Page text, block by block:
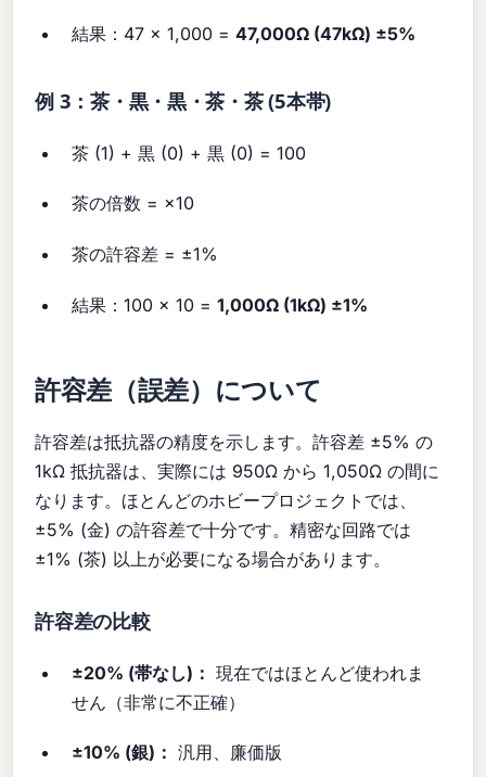
結果：47 × 1,000 =47,000Ω (47kΩ) ±5%
例 3：茶・黒・黒・茶・茶 (5本帯)
茶 (1) + 黒 (0) + 黒 (0) = 100
茶の倍数 = ×10
茶の許容差 = ±1%
結果：100 × 10 =1,000Ω (1kΩ) ±1%
許容差（誤差）について
許容差は抵抗器の精度を示します。許容差 ±5% の
1kΩ 抵抗器は、実際には 950Ω から 1,050Ω の間に
なります。ほとんどのホビープロジェクトでは、
±5% (金) の許容差で十分です。精密な回路では
±1% (茶) 以上が必要になる場合があります。
許容差の比較
±20% (帯なし)： 現在ではほとんど使われま
せん（非常に不正確）
±10% (銀)： 汎用、廉価版